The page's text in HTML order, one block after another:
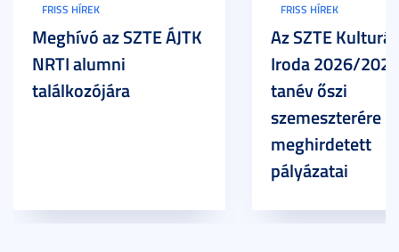
FRISS HÍREK
Meghívó az SZTE ÁJTK
NRTI alumni
találkozójára
FRISS HÍREK
Az SZTE
Iroda 2026/
tanév őszi
szemeszterére
meghirdetett
pályázatai